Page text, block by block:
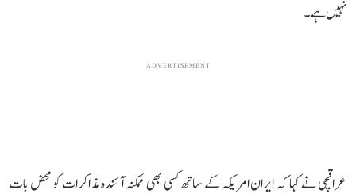
نہیں ہے۔
ADVERTISEMENT
عراقچی نے کہا کہ ایران امریکہ کے ساتھ کسی بھی ممکنہ آئندہ مذاکرات کو محض بات